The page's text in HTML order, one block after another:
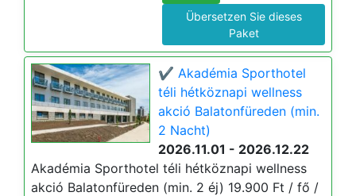
Übersetzen Sie dieses
Paket
✔️ Akadémia Sporthotel
téli hétköznapi wellness
akció Balatonfüreden (min.
2 Nacht)
2026.11.01 - 2026.12.22
Akadémia Sporthotel téli hétköznapi wellness
akció Balatonfüreden (min. 2 éj) 19.900 Ft / fő /